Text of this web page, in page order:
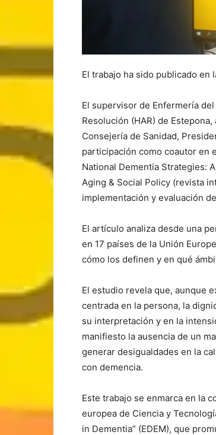
El trabajo ha sido publicado
El supervisor de Enfermería
Resolución (HAR) de
Consejería de Sanidad,
participación como coautor en
National Dementia Strategies:
Aging & Social Policy (revista
implementación y evaluación
El artículo analiza desde una
en 17 países de la Unión
cómo los definen y en qué
El estudio revela que, aunque
centrada en la persona, la
su interpretación y en la
manifiesto la ausencia de un
generar desigualdades en la
con demencia.
Este trabajo se enmarca en la
europea de Ciencia y
in Dementia” (EDEM), que